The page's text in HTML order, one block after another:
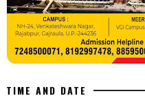
TIME AND DATE